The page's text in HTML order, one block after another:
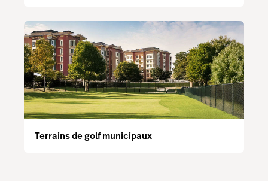
Terrains de golf municipaux